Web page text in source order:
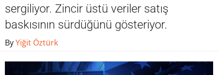
Contact / İletişim
sergiliyor. Zincir üstü veriler satış
baskısının sürdüğünü gösteriyor.
ByYiğit Öztürk